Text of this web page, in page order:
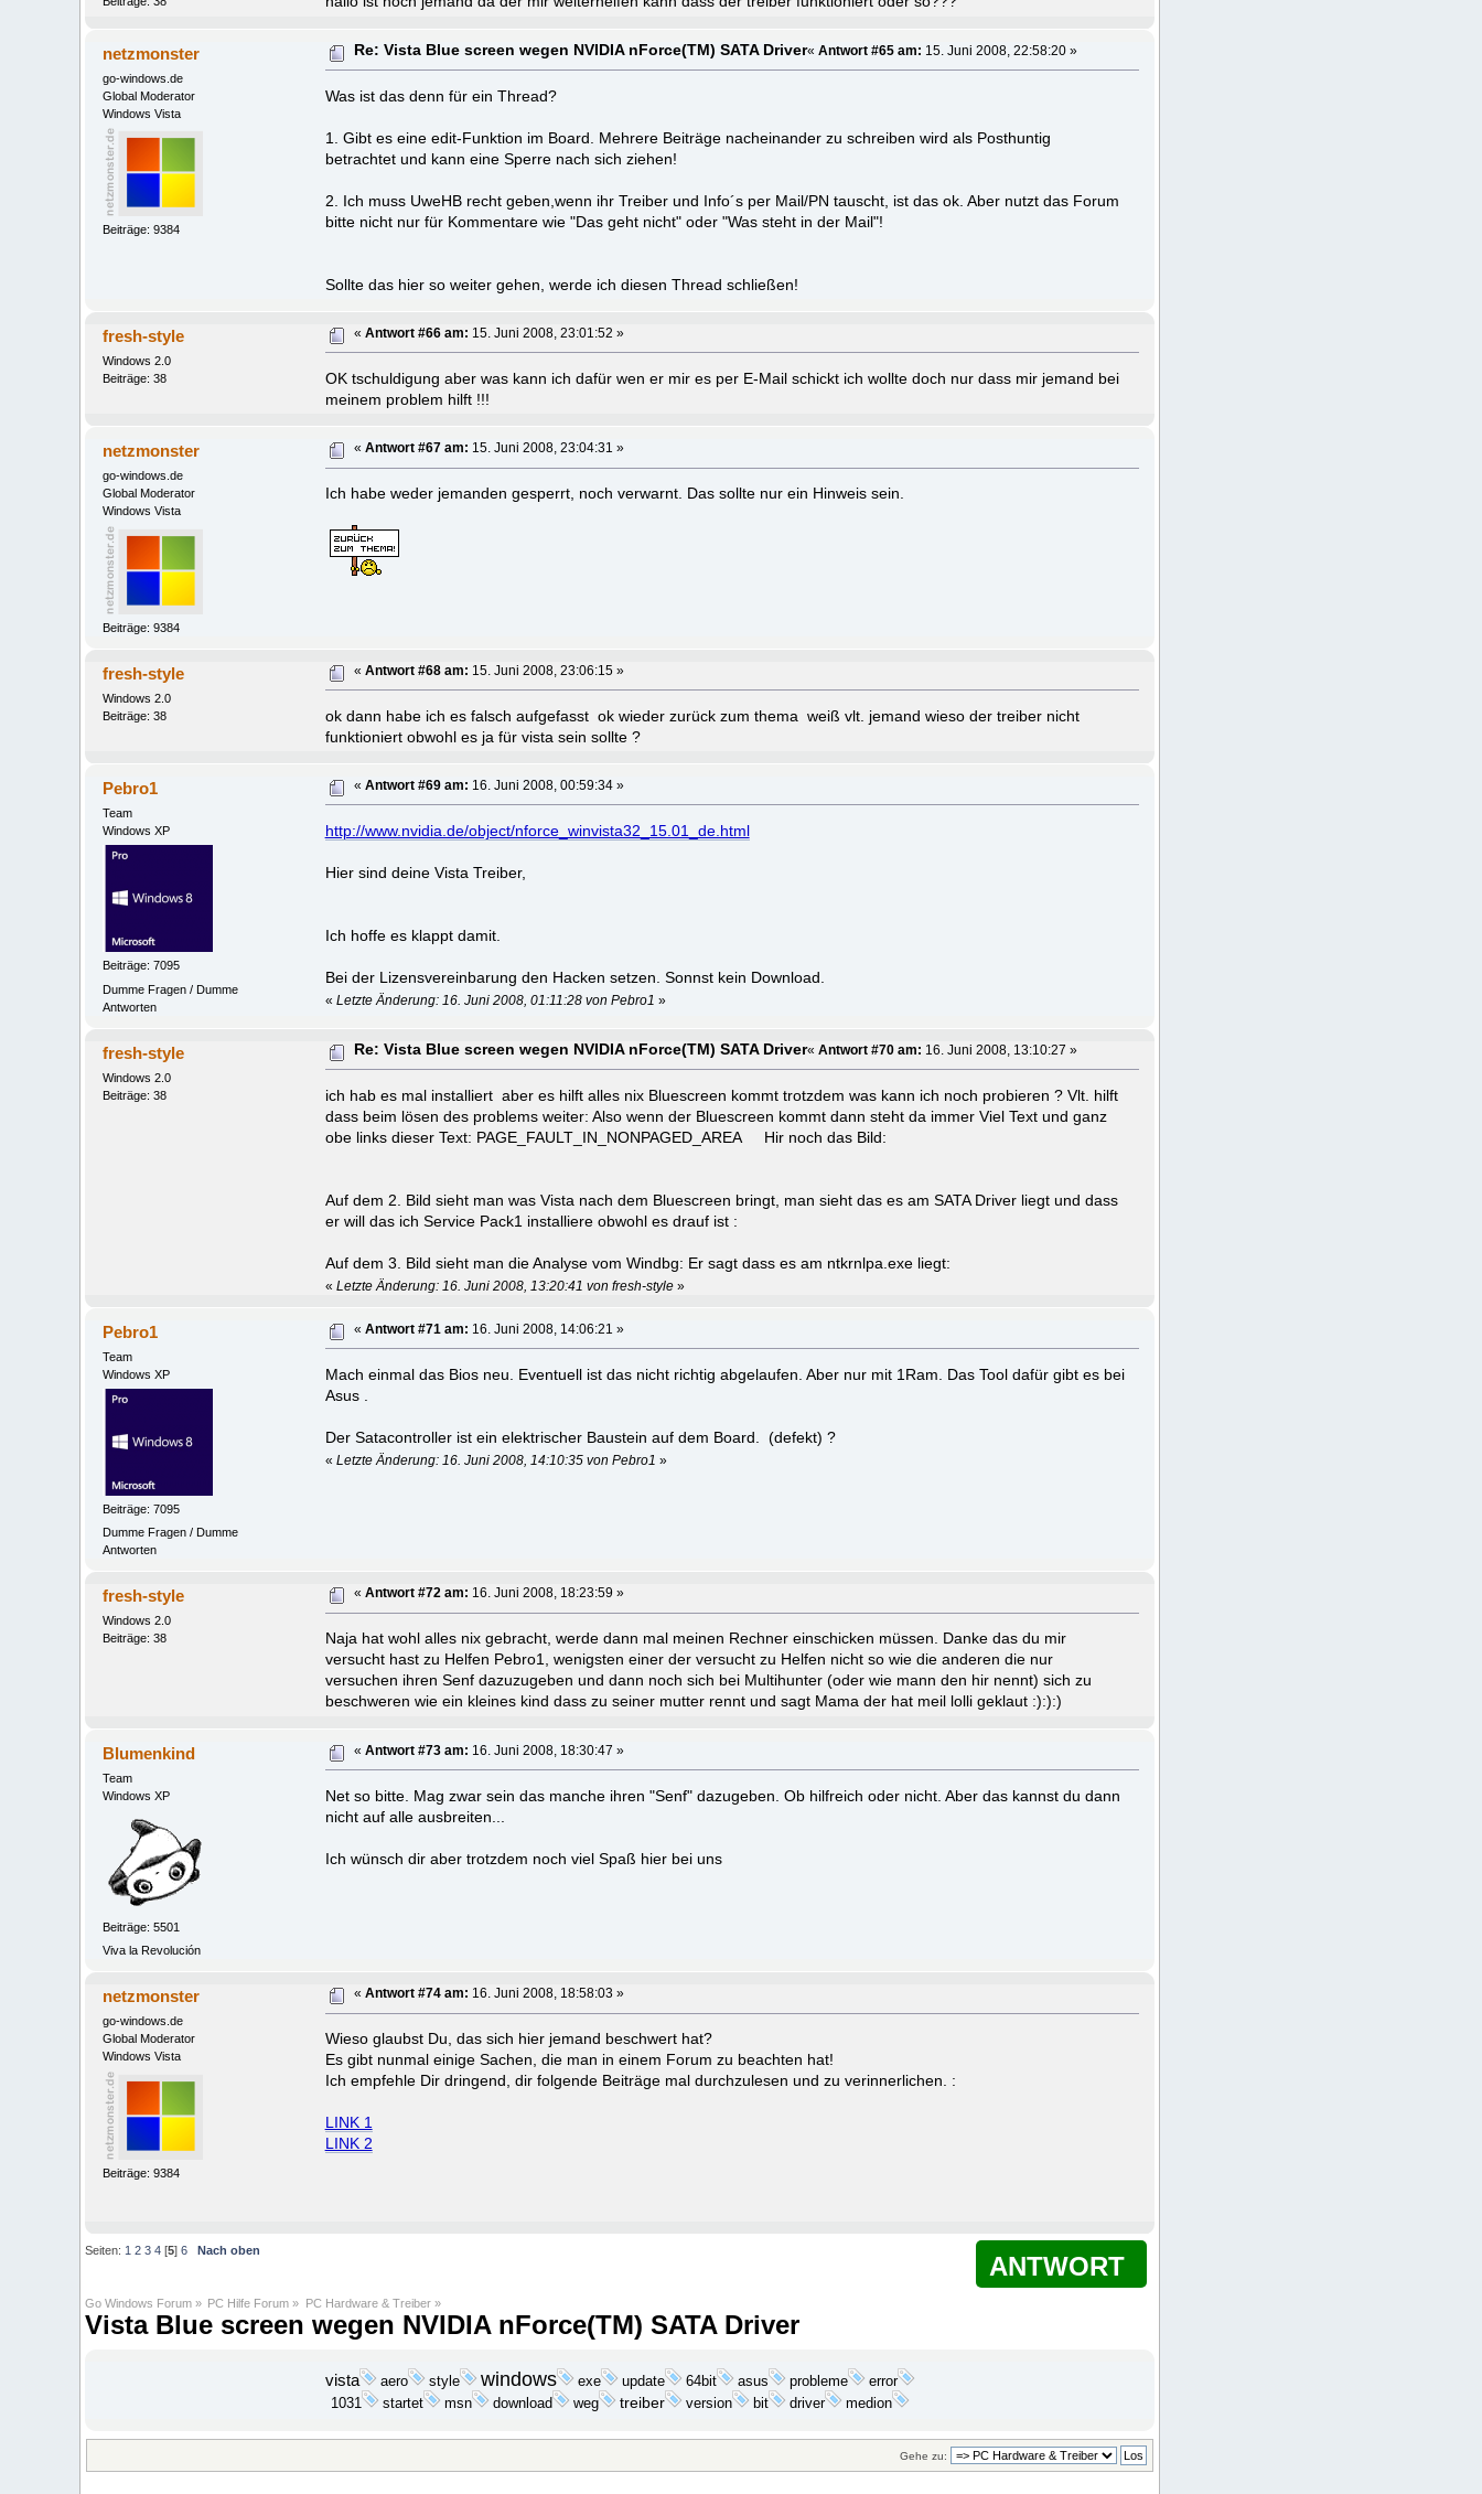
netzmonster
go-windows.de
Global Moderator
Windows Vista
Beiträge: 9384
Re: Vista Blue screen wegen NVIDIA nForce(TM) SATA Driver«Antwort #65 am: 15. Juni 2008, 22:58:20 »
Was ist das denn für ein Thread?
1. Gibt es eine edit-Funktion im Board. Mehrere Beiträge nacheinander zu schreiben wird als Posthuntig
betrachtet und kann eine Sperre nach sich ziehen!
2. Ich muss UweHB recht geben,wenn ihr Treiber und Info´s per Mail/PN tauscht, ist das ok. Aber nutzt das Forum
bitte nicht nur für Kommentare wie "Das geht nicht" oder "Was steht in der Mail"!
Sollte das hier so weiter gehen, werde ich diesen Thread schließen!
fresh-style
Windows 2.0
Beiträge: 38
«Antwort #66 am: 15. Juni 2008, 23:01:52 »
OK tschuldigung aber was kann ich dafür wen er mir es per E-Mail schickt ich wollte doch nur dass mir jemand bei
meinem problem hilft !!!
netzmonster
go-windows.de
Global Moderator
Windows Vista
Beiträge: 9384
«Antwort #67 am: 15. Juni 2008, 23:04:31 »
Ich habe weder jemanden gesperrt, noch verwarnt. Das sollte nur ein Hinweis sein.
fresh-style
Windows 2.0
Beiträge: 38
«Antwort #68 am: 15. Juni 2008, 23:06:15 »
ok dann habe ich es falsch aufgefasst ok wieder zurück zum thema weiß vlt. jemand wieso der treiber nicht
funktioniert obwohl es ja für vista sein sollte ?
Pebro1
Team
Windows XP
Beiträge: 7095
Dumme Fragen / Dumme
Antworten
«Antwort #69 am: 16. Juni 2008, 00:59:34 »
http://www.nvidia.de/object/nforce_winvista32_15.01_de.html
Hier sind deine Vista Treiber,
Ich hoffe es klappt damit.
Bei der Lizensvereinbarung den Hacken setzen. Sonnst kein Download.
« Letzte Änderung: 16. Juni 2008, 01:11:28 von Pebro1 »
fresh-style
Windows 2.0
Beiträge: 38
Re: Vista Blue screen wegen NVIDIA nForce(TM) SATA Driver«Antwort #70 am: 16. Juni 2008, 13:10:27 »
ich hab es mal installiert aber es hilft alles nix Bluescreen kommt trotzdem was kann ich noch probieren ? Vlt. hilft
dass beim lösen des problems weiter: Also wenn der Bluescreen kommt dann steht da immer Viel Text und ganz
obe links dieser Text: PAGE_FAULT_IN_NONPAGED_AREA Hir noch das Bild:
Auf dem 2. Bild sieht man was Vista nach dem Bluescreen bringt, man sieht das es am SATA Driver liegt und dass
er will das ich Service Pack1 installiere obwohl es drauf ist :
Auf dem 3. Bild sieht man die Analyse vom Windbg: Er sagt dass es am ntkrnlpa.exe liegt:
« Letzte Änderung: 16. Juni 2008, 13:20:41 von fresh-style»
Pebro1
Team
Windows XP
Beiträge: 7095
Dumme Fragen / Dumme
Antworten
«Antwort #71 am: 16. Juni 2008, 14:06:21 »
Mach einmal das Bios neu. Eventuell ist das nicht richtig abgelaufen. Aber nur mit 1Ram. Das Tool dafür gibt es bei
Asus .
Der Satacontroller ist ein elektrischer Baustein auf dem Board. (defekt) ?
« Letzte Änderung: 16. Juni 2008, 14:10:35 von Pebro1 »
fresh-style
Windows 2.0
Beiträge: 38
«Antwort #72 am: 16. Juni 2008, 18:23:59 »
Naja hat wohl alles nix gebracht, werde dann mal meinen Rechner einschicken müssen. Danke das du mir
versucht hast zu Helfen Pebro1, wenigsten einer der versucht zu Helfen nicht so wie die anderen die nur
versuchen ihren Senf dazuzugeben und dann noch sich bei Multihunter (oder wie mann den hir nennt) sich zu
beschweren wie ein kleines kind dass zu seiner mutter rennt und sagt Mama der hat meil lolli geklaut :):):)
Blumenkind
Team
Windows XP
Beiträge: 5501
Viva la Revolución
«Antwort #73 am: 16. Juni 2008, 18:30:47 »
Net so bitte. Mag zwar sein das manche ihren "Senf" dazugeben. Ob hilfreich oder nicht. Aber das kannst du dann
nicht auf alle ausbreiten...
Ich wünsch dir aber trotzdem noch viel Spaß hier bei uns
netzmonster
go-windows.de
Global Moderator
Windows Vista
Beiträge: 9384
«Antwort #74 am: 16. Juni 2008, 18:58:03 »
Wieso glaubst Du, das sich hier jemand beschwert hat?
Es gibt nunmal einige Sachen, die man in einem Forum zu beachten hat!
Ich empfehle Dir dringend, dir folgende Beiträge mal durchzulesen und zu verinnerlichen. :
LINK 1
LINK 2
ANTWORT
Seiten: 1 2 3 4 [5] 6 Nach oben
Go Windows Forum » PC Hilfe Forum » PC Hardware & Treiber»
Vista Blue screen wegen NVIDIA nForce(TM) SATA Driver
vista aero style windows exe update 64bit asus probleme
error
1031
startet msn download weg treiber version bit driver medion
Gehe zu: